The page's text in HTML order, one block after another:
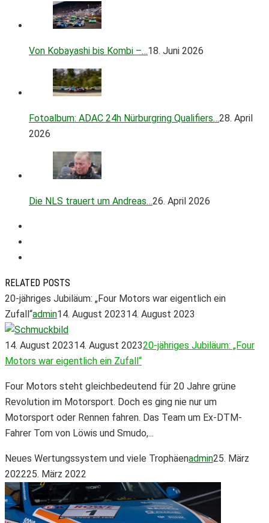
Von Kobayashi bis Kombi –…18. Juni 2026
Fotoalbum: ADAC 24h Nürburgring Qualifiers…28. April
2026
Die NLS trauert um Andreas…26. April 2026
RELATED POSTS
20-jähriges Jubiläum: „Four Motors war eigentlich ein
Zufall“admin14. August 202314. August 2023
14. August 202314. August 202320-jähriges Jubiläum: „Four
Motors war eigentlich ein Zufall“
Four Motors steht gleichbedeutend für 20 Jahre grüne
Revolution im Motorsport. Doch es ging nie nur um
Motorsport oder Rennen fahren. Das Team um Ex-DTM-
Fahrer Tom von Löwis und Smudo,...
Neues Wertungssystem und viele Trophäenadmin25. März
202225. März 2022